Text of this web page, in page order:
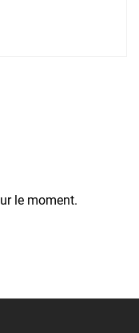
le moment.